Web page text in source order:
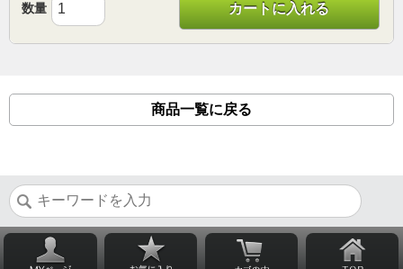
数量 カートに入れる
商品一覧に戻る